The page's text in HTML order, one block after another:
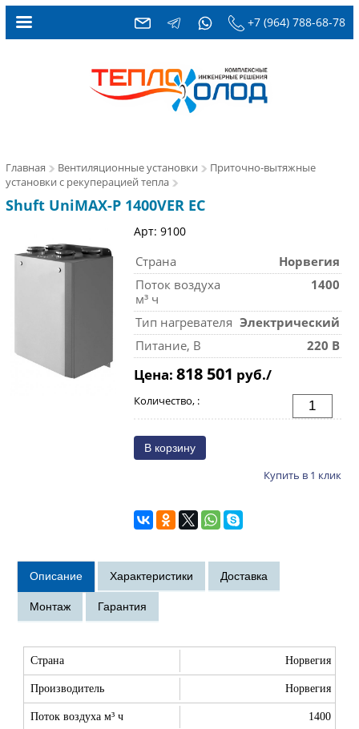
+7 (964) 788-68-78
Главная Вентиляционные установки
Приточно-вытяжные
установки с рекуперацией тепла
Shuft UniMAX-P 1400VER EC
Арт: 9100
Страна
Норвегия
Поток воздуха
м³ ч
1400
Тип нагревателя Электрический
Питание, В
220 В
Цена: 818 501 руб./
Количество, :
Купить в 1 клик
Страна Норвегия
Производитель Норвегия
Поток воздуха м³ ч 1400